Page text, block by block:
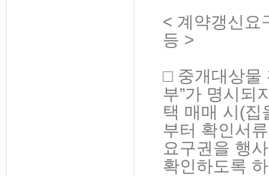
< 계약갱신요
등 >
□ 중개대상물
부”가 명시되
택 매매 시(집
부터 확인서
요구권을 행
확인하도록